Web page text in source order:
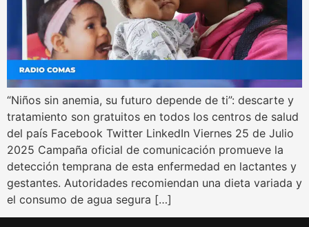
“Niños sin anemia, su futuro depende de ti”: descarte y
tratamiento son gratuitos en todos los centros de salud
del país Facebook Twitter LinkedIn Viernes 25 de Julio
2025 Campaña oficial de comunicación promueve la
detección temprana de esta enfermedad en lactantes y
gestantes. Autoridades recomiendan una dieta variada y
el consumo de agua segura […]